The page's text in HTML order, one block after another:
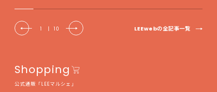
1 | 10 LEEwebの全記事一覧
Shopping
公式通販「LEEマルシェ」